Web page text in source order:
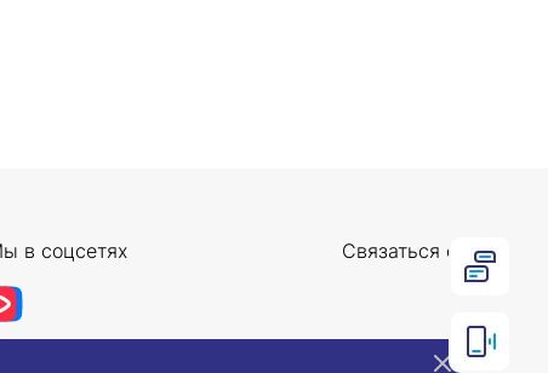
в соцсетях Связаться с нами